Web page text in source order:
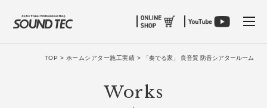
TOP > ホームシアター施工実績 > 「奏でる家」 良音質 防音シアタールーム
Works